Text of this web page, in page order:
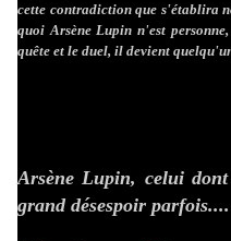
cette contradiction que s'établira
quoi Arsène Lupin n'est
quête et le duel, il devient
Arsène Lupin, celui
grand désespoir parfois....